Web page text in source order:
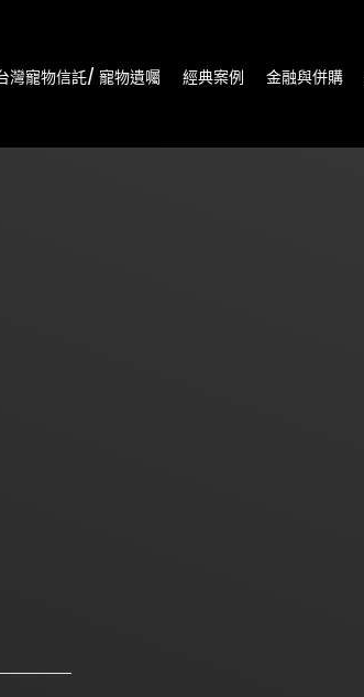
灣寵物信託/ 寵物遺囑 經典案例 金融與併購